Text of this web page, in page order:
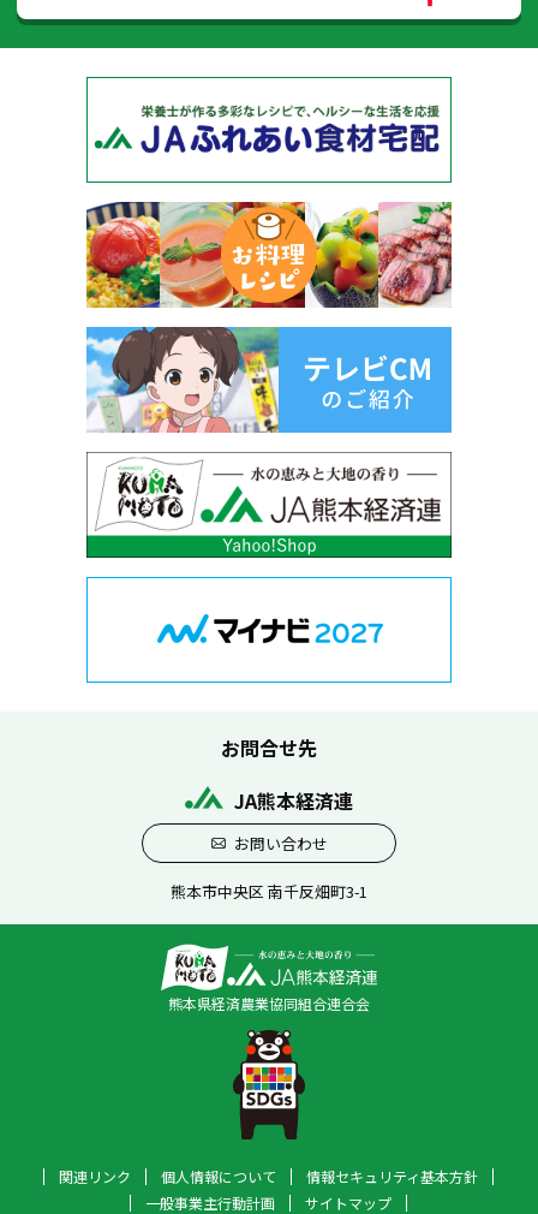
お問合せ先
JA熊本経済連
お問い合わせ
熊本市中央区 南千反畑町3-1
熊本県経済農業協同組合連合会
関連リンク 個人情報について
情報セキュリティ基本方針
一般事業主行動計画
サイトマップ